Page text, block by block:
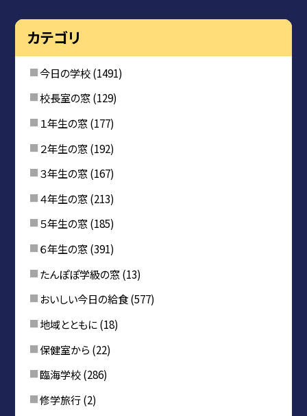
カテゴリ
今日の学校(1491)
校長室の窓(129)
１年生の窓(177)
２年生の窓(192)
３年生の窓(167)
４年生の窓(213)
５年生の窓(185)
６年生の窓(391)
たんぽぽ学級の窓(13)
おいしい今日の給食(577)
地域とともに(18)
保健室から (22)
臨海学校(286)
修学旅行(2)